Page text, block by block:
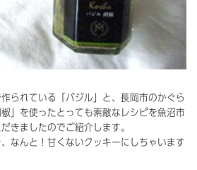
られている「バジル」と、長岡市のかぐら
」を使ったとっても素敵なレシピを魚沼市
きましたのでご紹介します。
なんと！甘くないクッキーにしちゃいます